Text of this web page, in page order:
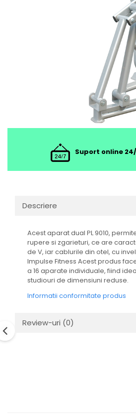
Suport online
Descriere
Acest aparat dual PL 9010,
rupere si zgarieturi, ce are
de V, iar cablurile din otel, cu
Impulse Fitness Acest produs
a 16 aparate individuale, fiind
studiouri de dimensiuni reduse.
Informatii conformitate produs
Review-uri (0)